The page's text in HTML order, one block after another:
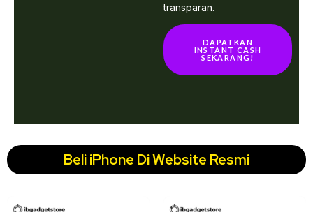
transparan.
DAPATKAN
INSTANT CASH
SEKARANG!
Beli iPhone Di Website Resmi